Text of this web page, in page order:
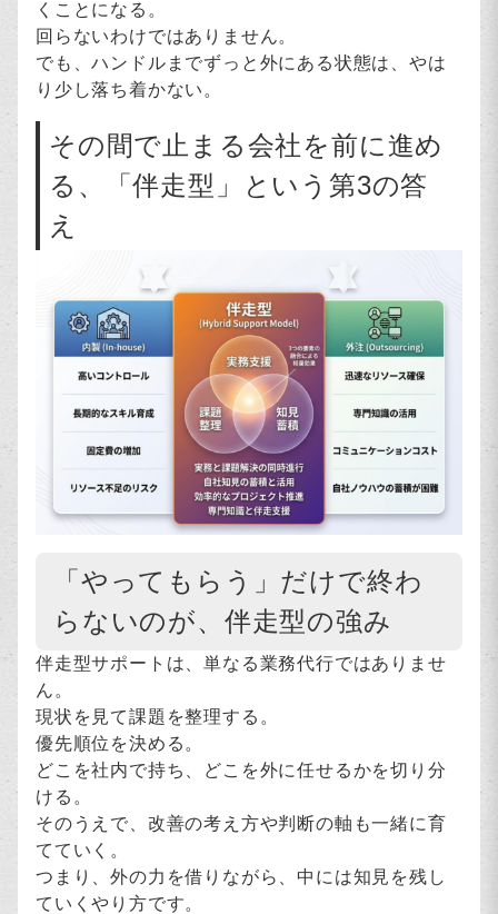
くことになる。
回らないわけではありません。
でも、ハンドルまでずっと外にある状態は、やは
り少し落ち着かない。
その間で止まる会社を前に進め
る、「伴走型」という第3の答
え
「やってもらう」だけで終わ
らないのが、伴走型の強み
伴走型サポートは、単なる業務代行ではありませ
ん。
現状を見て課題を整理する。
優先順位を決める。
どこを社内で持ち、どこを外に任せるかを切り分
ける。
そのうえで、改善の考え方や判断の軸も一緒に育
てていく。
つまり、外の力を借りながら、中には知見を残し
ていくやり方です。